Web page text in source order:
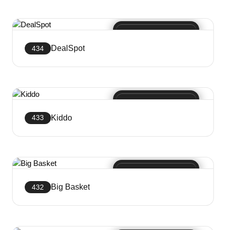
434 DealSpot
433 Kiddo
432 Big Basket